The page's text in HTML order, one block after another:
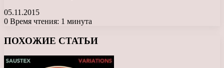
05.11.2015
0 Время чтения: 1 минута
ПОХОЖИЕ СТАТЬИ